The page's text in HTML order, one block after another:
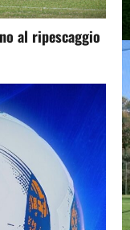
al ripescaggio